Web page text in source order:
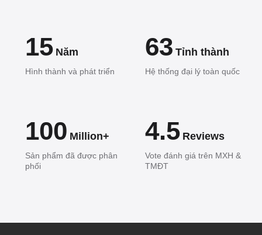
15 Năm
Hình thành và phát triển
63 Tỉnh thành
Hệ thống đại lý toàn quốc
100 Million+
Sản phẩm đã được phân
phối
4.5 Reviews
Vote đánh giá trên MXH &
TMĐT